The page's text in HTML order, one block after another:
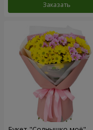
Заказать